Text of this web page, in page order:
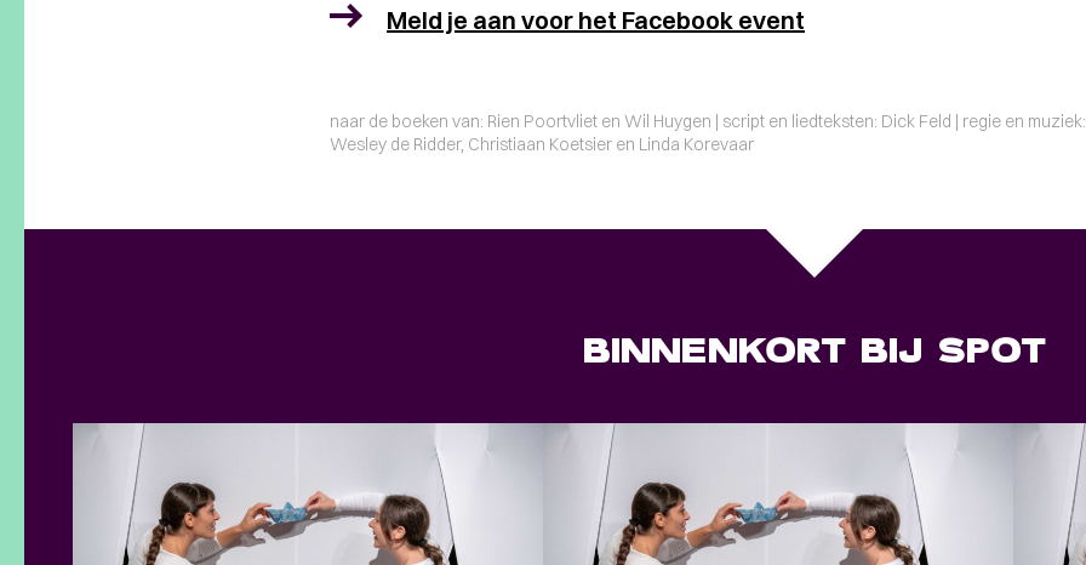
Meld je aan voor het Facebook event
naar de boeken van: Rien Poortvliet en Wil Huygen | script en liedteksten: Dick Feld | regie en
Wesley de Ridder, Christiaan Koetsier en Linda Korevaar
BINNENKORT BIJ SPOT